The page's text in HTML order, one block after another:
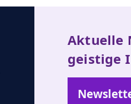
Aktuelle
geistige